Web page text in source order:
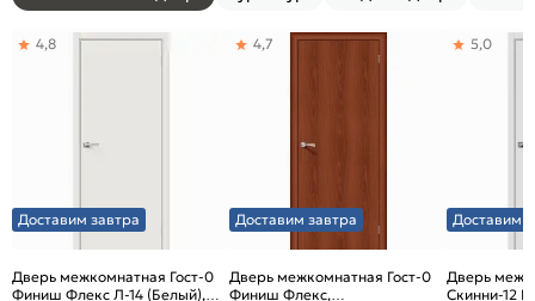
Доставим завтра
Дверь межкомнатная Гост-0
Финиш Флекс Л-14 (Белый),
4,8
Доставим завтра
Дверь межкомнатная Гост-0
Финиш Флекс,
4,7
Доставим
Дверь
Скинни-12
5,0